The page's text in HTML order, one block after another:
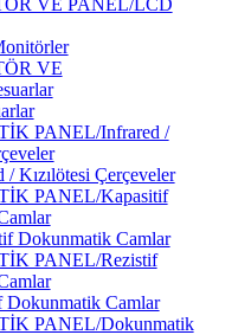
VE PANEL/LCD
VE
PANEL/Infrared /
/ Kızılötesi Çerçeveler
PANEL/Kapasitif
Dokunmatik Camlar
PANEL/Rezistif
Dokunmatik Camlar
PANEL/Dokunmatik